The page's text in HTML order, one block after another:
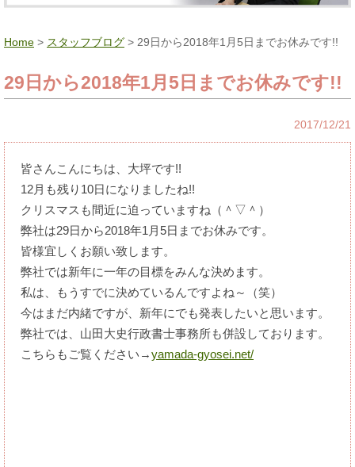
Home > スタッフブログ > 29日から2018年1月5日までお休みです!!
29日から2018年1月5日までお休みです!!
2017/12/21
皆さんこんにちは、大坪です!!
12月も残り10日になりましたね!!
クリスマスも間近に迫っていますね（＾▽＾）
弊社は29日から2018年1月5日までお休みです。
皆様宜しくお願い致します。
弊社では新年に一年の目標をみんな決めます。
私は、もうすでに決めているんですよね～（笑）
今はまだ内緒ですが、新年にでも発表したいと思います。
弊社では、山田大史行政書士事務所も併設しております。
こちらもご覧ください→yamada-gyosei.net/